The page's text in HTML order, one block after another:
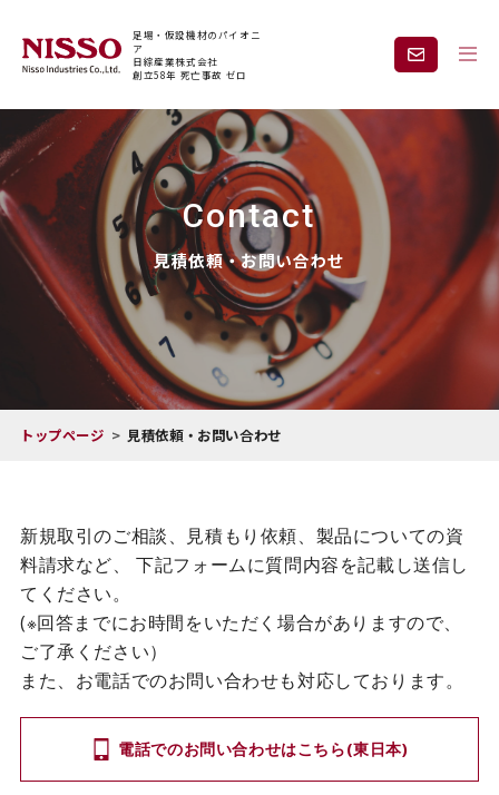
足場・仮設機材のパイオニ
ア
日綜産業株式会社
創立58年 死亡事故 ゼロ
企業情報 製品情報
現場紹介 課題から探す
安全と技術力 事業内容
レンタル 採用情報
カタログダウンロード
Contact
見積依頼・お問い合わせ
トップページ 見積依頼・お問い合わせ
新規取引のご相談、見積もり依頼、製品についての資
料請求など、
下記フォームに質問内容を記載し送信し
てください。
(※回答までにお時間をいただく場合がありますので、
ご了承ください）
また、お電話でのお問い合わせも対応しております。
電話でのお問い合わせはこちら(東日本)